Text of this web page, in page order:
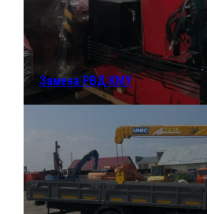
Замена РВД КМУ
СВЯЖИТЕСЬ
С НАМИ